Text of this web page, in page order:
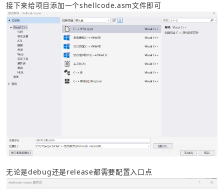
接下来给项目添加一个shellcode.asm文件即可
无论是debug还是release都需要配置入口点